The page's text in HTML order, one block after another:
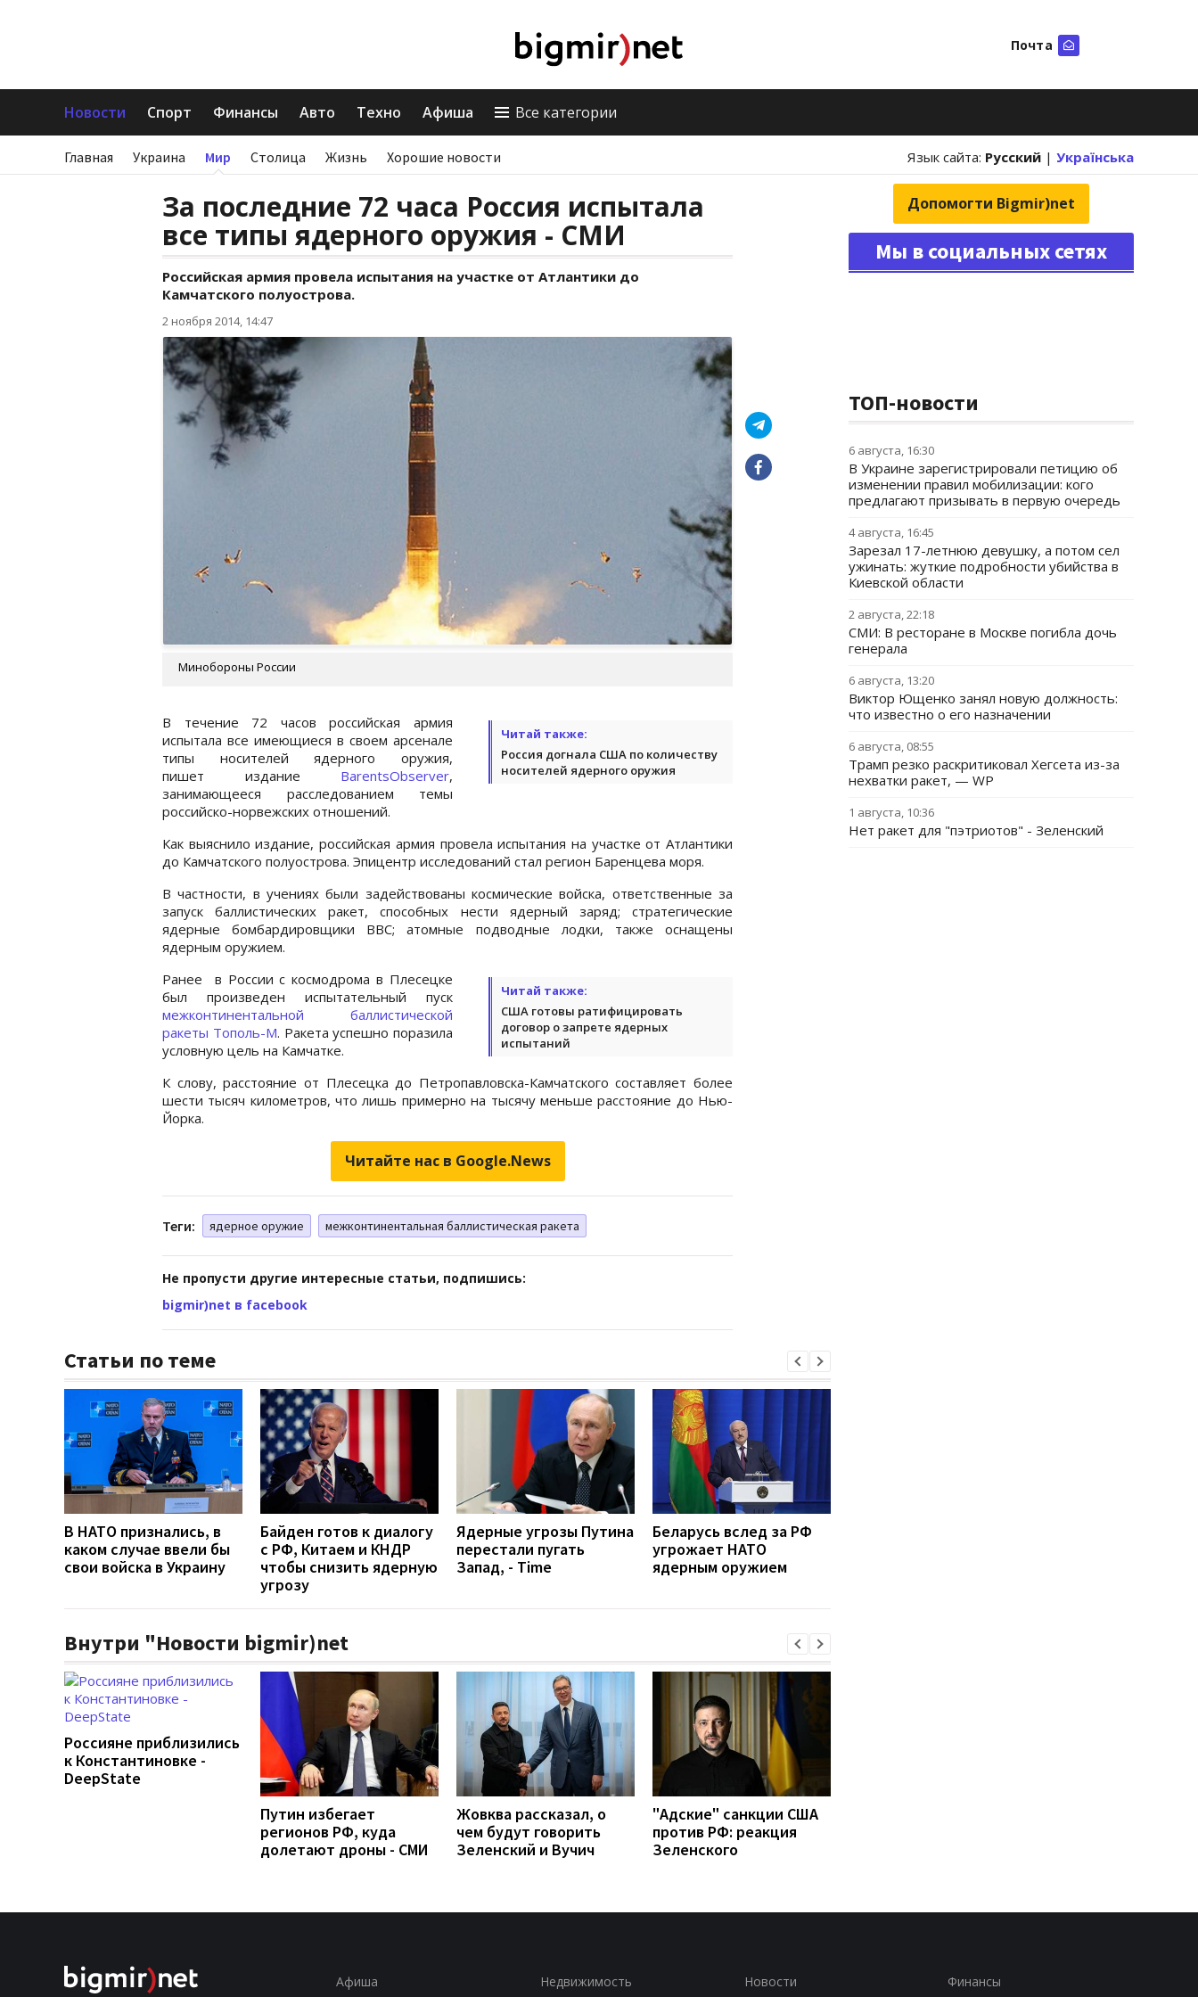
Почта
Новости Спорт Финансы Авто Техно Афиша Все категории
Главная Украина Мир Столица Жизнь Хорошие новости Язык сайта: Русский | Українська
За последние 72 часа Россия испытала
все типы ядерного оружия - СМИ
Российская армия провела испытания на участке от Атлантики до
Камчатского полуострова.
2 ноября 2014, 14:47
Минобороны России
Читай также:
Россия догнала США по количеству
носителей ядерного оружия
В течение 72 часов российская армия
испытала все имеющиеся в своем арсенале
типы носителей ядерного оружия,
пишет издание BarentsObserver,
занимающееся расследованием темы
российско-норвежских отношений.
Как выяснило издание, российская армия провела испытания на участке от Атлантики
до Камчатского полуострова. Эпицентр исследований стал регион Баренцева моря.
В частности, в учениях были задействованы космические войска, ответственные за
запуск баллистических ракет, способных нести ядерный заряд; стратегические
ядерные бомбардировщики ВВС; атомные подводные лодки, также оснащены
ядерным оружием.
Читай также:
США готовы ратифицировать
договор о запрете ядерных
испытаний
Ранее в России с космодрома в Плесецке
был произведен испытательный пуск
межконтинентальной баллистической
ракеты Тополь-М. Ракета успешно поразила
условную цель на Камчатке.
К слову, расстояние от Плесецка до Петропавловска-Камчатского составляет более
шести тысяч километров, что лишь примерно на тысячу меньше расстояние до Нью-
Йорка.
Читайте нас в Google.News
Теги: ядерное оружие межконтинентальная баллистическая ракета
Не пропусти другие интересные статьи, подпишись:
bigmir)net в facebook
Статьи по теме
В НАТО признались, в
каком случае ввели бы
свои войска в Украину
Байден готов к диалогу
с РФ, Китаем и КНДР
чтобы снизить ядерную
угрозу
Ядерные угрозы Путина
перестали пугать
Запад, - Time
Беларусь вслед за РФ
угрожает НАТО
ядерным оружием
Внутри "Новости bigmir)net
Россияне приблизились
к Константиновке -
DeepState
Путин избегает
регионов РФ, куда
долетают дроны - СМИ
Жовква рассказал, о
чем будут говорить
Зеленский и Вучич
"Адские" санкции США
против РФ: реакция
Зеленского
Допомогти Bigmir)net
Мы в социальных сетях
ТОП-новости
6 августа, 16:30
В Украине зарегистрировали петицию об
изменении правил мобилизации: кого
предлагают призывать в первую очередь
4 августа, 16:45
Зарезал 17-летнюю девушку, а потом сел
ужинать: жуткие подробности убийства в
Киевской области
2 августа, 22:18
СМИ: В ресторане в Москве погибла дочь
генерала
6 августа, 13:20
Виктор Ющенко занял новую должность:
что известно о его назначении
6 августа, 08:55
Трамп резко раскритиковал Хегсета из-за
нехватки ракет, — WP
1 августа, 10:36
Нет ракет для "пэтриотов" - Зеленский
Афиша Недвижимость Новости Финансы